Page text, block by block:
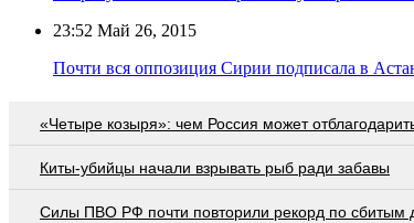
23:52 Май 26, 2015
Почти вся оппозиция Сирии подписала в
«Четыре козыря»: чем Россия может
Киты-убийцы начали взрывать рыб ради забавы
Cилы ПВО РФ почти повторили рекорд по сбитым